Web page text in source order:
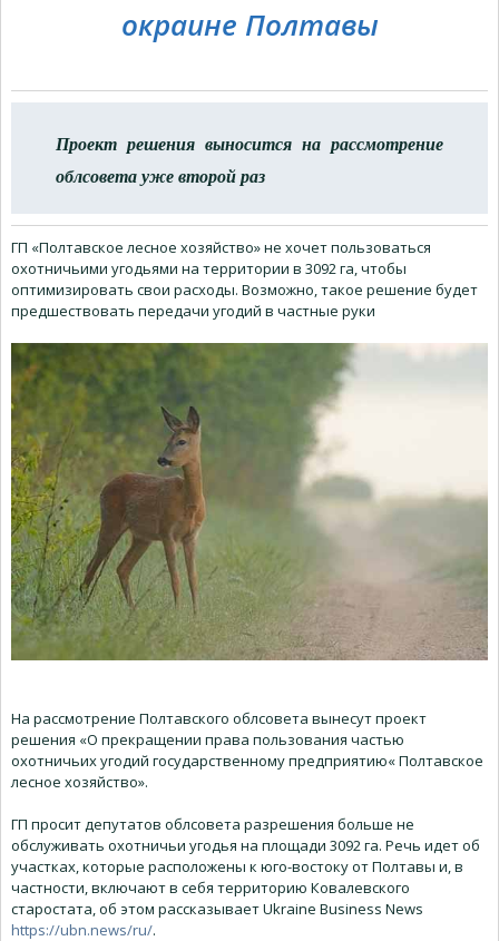
окраине Полтавы
Проект решения выносится на рассмотрение
облсовета уже второй раз
ГП «Полтавское лесное хозяйство» не хочет пользоваться
охотничьими угодьями на территории в 3092 га, чтобы
оптимизировать свои расходы. Возможно, такое решение будет
предшествовать передачи угодий в частные руки
На рассмотрение Полтавского облсовета вынесут проект
решения «О прекращении права пользования частью
охотничьих угодий государственному предприятию« Полтавское
лесное хозяйство».
ГП просит депутатов облсовета разрешения больше не
обслуживать охотничьи угодья на площади 3092 га. Речь идет об
участках, которые расположены к юго-востоку от Полтавы и, в
частности, включают в себя территорию Ковалевского
старостата, об этом рассказывает Ukraine Business News
https://ubn.news/ru/.